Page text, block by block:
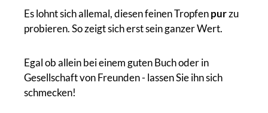
Es lohnt sich allemal, diesen feinen Tropfenpurzu
probieren. So zeigt sich erst sein ganzer Wert.
Egal ob allein bei einem guten Buch oder in
Gesellschaft von Freunden - lassen Sie ihn sich
schmecken!